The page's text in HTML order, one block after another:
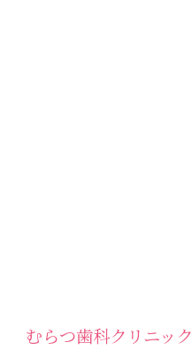
むらつ歯科クリニック